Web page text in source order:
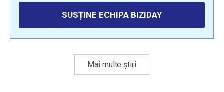
SUSȚINE ECHIPA BIZIDAY
Mai multe știri